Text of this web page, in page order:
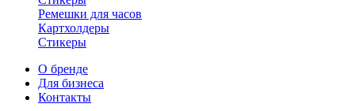
Ремешки для часов
Картхолдеры
Стикеры
О бренде
Для бизнеса
Контакты